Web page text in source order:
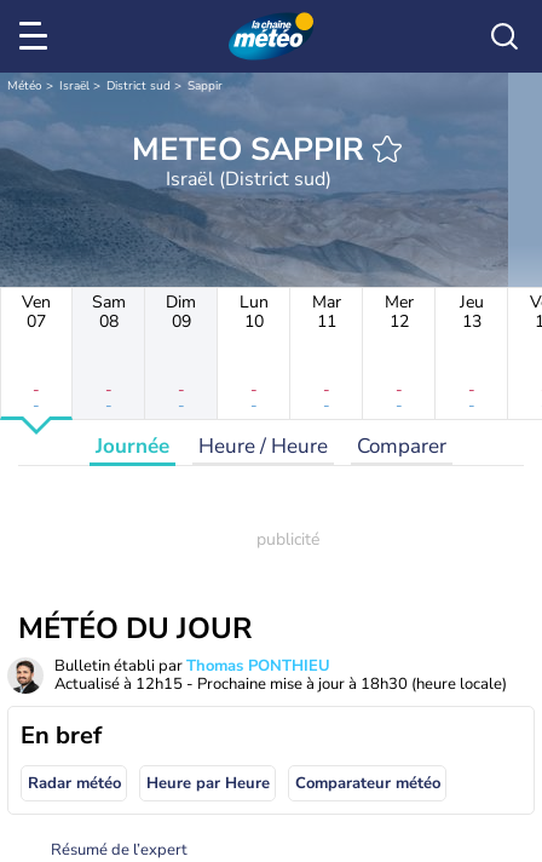
Météo Israël District sud Sappir
METEO SAPPIR
Israël (District sud)
Ven
07
-
-
Sam
08
-
-
Dim
09
-
-
Lun
10
-
-
Mar
11
-
-
Mer
12
-
-
Jeu
13
-
-
Journée Heure / Heure Comparer
MÉTÉO DU JOUR
Bulletin établi parThomas PONTHIEU
Actualisé à 12h15 - Prochaine mise à jour à 18h30 (heure locale)
En bref
Radar météo Heure par Heure Comparateur météo
Résumé de l’expert